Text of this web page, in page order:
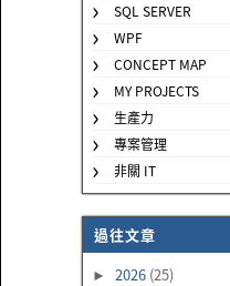
SQL SERVER
WPF
CONCEPT MAP
MY PROJECTS
生產力
專案管理
非關 IT
過往文章
► 2026 (25)